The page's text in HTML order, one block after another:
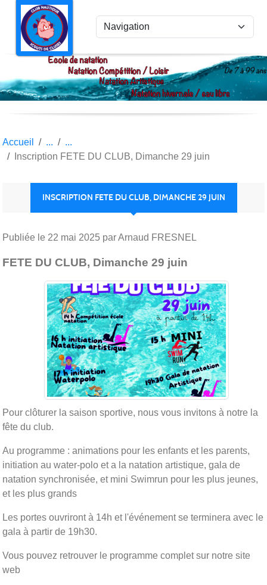
Accueil
Inscription FETE DU CLUB, Dimanche 29 juin
INSCRIPTION FETE DU CLUB, DIMANCHE 29 JUIN
Publiée le 22 mai 2025 par Arnaud FRESNEL
FETE DU CLUB, Dimanche 29 juin
Pour clôturer la saison sportive, nous vous invitons à notre la
fête du club.
Au programme : animations pour les enfants et les parents,
initiation au water-polo et a la natation artistique, gala de
natation synchronisée, et mini Swimrun pour les plus jeunes,
et les plus grands
Les portes ouvriront à 14h et l'événement se terminera avec le
gala à partir de 19h30.
Vous pouvez retrouver le programme complet sur notre site
web
Panneau de gestion des cookies